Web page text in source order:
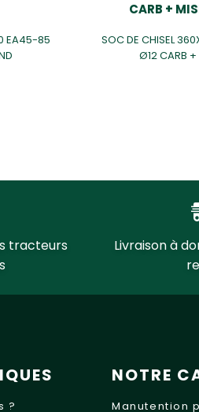
EA45-85
CARB +
SOC DE CHISEL
Ø12 CARB +
tracteurs
Livraison à
?
NOTRE
Manutention